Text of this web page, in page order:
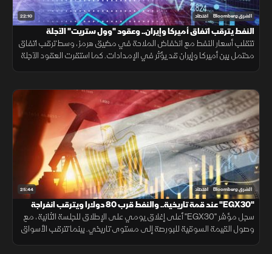
22:10 الشرق Bloomberg اقتصاد
النفط يترقب اتفاق أميركا وإيران.. وعقود "وول ستريت" الآجلة
مستقرة
تتقلب أسعار النفط مع انخفاض الملاحة في مضيق هرمز، وسط ترقب اتفاق
محتمل بين أميركا وإيران قد يؤثر في الإمدادات. كما استقرت العقود الآجلة
25:44 الشرق Bloomberg اقتصاد
"EGX30" عند قمة تاريخية.. والنفط قرب 80 دولارا ويترقب انفراجة
"هرمز"
سجل مؤشر "EGX30" أعلى إغلاق يومي على الإطلاق للجلسة الثانية، مع
وصول القيمة السوقية للبورصة إلى مستوى تاريخي. بينما تترقب الأسواق